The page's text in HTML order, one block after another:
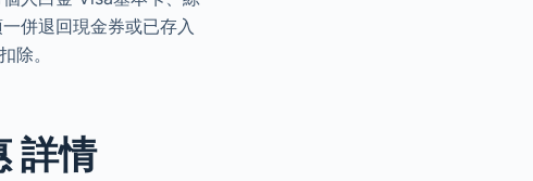
併退回現金券或已存入
除。
詳情